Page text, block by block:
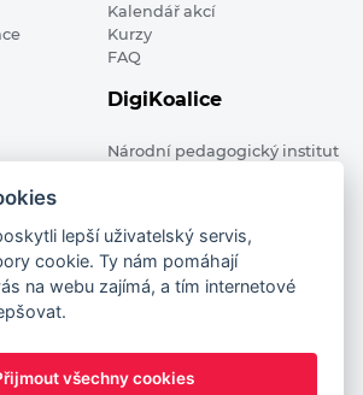
Kalendář akcí
Kurzy
FAQ
DigiKoalice
Národní pedagogický institut
2021. All rights reserved
do administrace
received funding from the European
and Networks Executive Agency (now
lepší uživatelský servis,
cookie. Ty nám pomáhají
na webu zajímá, a tím internetové
všechny cookies